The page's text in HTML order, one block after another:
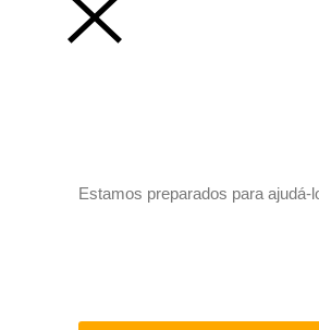
Estamos preparados para